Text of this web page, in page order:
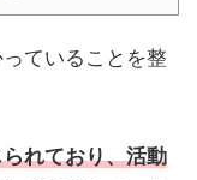
ていることを整
れており、活動